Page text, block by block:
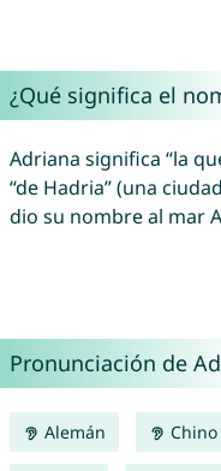
¿Qué significa el
Adriana significa “la
“de Hadria” (una
dio su nombre al mar
Pronunciación de
Alemán Chino